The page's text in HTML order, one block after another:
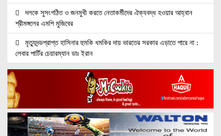
দলকে সুসংগঠিত ও জনমুখী করতে নেতাকর্মীদের ঐক্যবদ্ধ হওয়ার আহ্বান
শ্রীমঙ্গলের এমপি মুজিবের
মৃত্যুদন্ডপ্রাপ্ত হাসিনার হুমকি ধমকির দায় ভারতের সরকার এড়াতে পারে না :
লেবার পার্টির চেয়ারম্যান ডাঃ ইরান
অ্যামাজন নতুন ডেটা সেন্টার গ্যাসভিত্তিক বিদ্যুৎকেন্দ্র নির্মাণে
জ্বালানি সংকট মোকাবিলায় সরকার সর্বোচ্চ চেষ্টা চালিয়ে যাচ্ছে: প্রধানমন্ত্রী
বাজার সিন্ডিকেট ও মজুতদারি করলেই কঠোর ব্যবস্থা: আইনমন্ত্রী
চিকিৎসক সমাবেশের উদ্বোধন করলেন প্রধানমন্ত্রী